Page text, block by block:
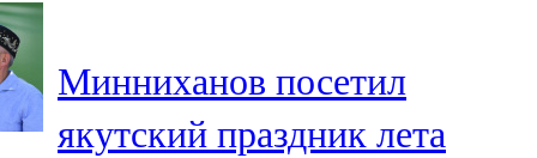
Минниханов посетил
якутский праздник лета